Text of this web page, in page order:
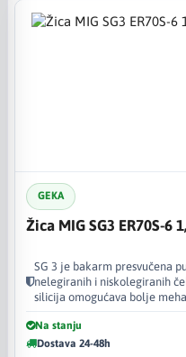
GEKA
Žica MIG SG3 ER70S-6
SG 3 je bakarm presvučena
nelegiranih i niskolegiranih
silicija omogućava bolje
Na stanju
Dostava 24-48h